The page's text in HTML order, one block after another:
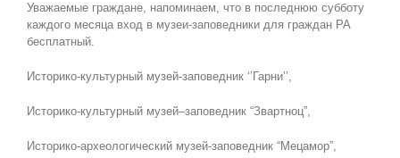
Уважаемые граждане, напоминаем, что в последнюю субботу
каждого месяца вход в музеи-заповедники для граждан РА
бесплатный.
Историко-культурный музей-заповедник ‘’Гарни’’,
Историко-культурный музей–заповедник “Звартноц”,
Историко-археологический музей-заповедник “Мецамор”,